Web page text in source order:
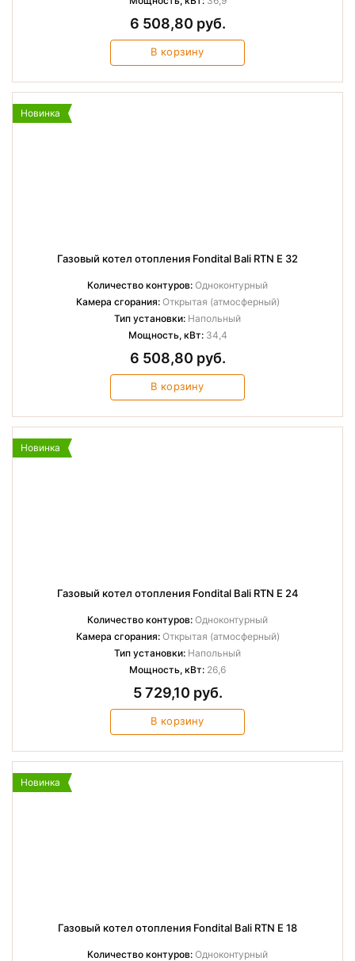
6 508,80 руб.
В корзину
Новинка
Газовый котел отопления Fondital Bali RTN E 32
Количество контуров: Одноконтурный
Камера сгорания:Открытая (атмосферный)
Тип установки: Напольный
Мощность, кВт:34,4
6 508,80 руб.
В корзину
Новинка
Газовый котел отопления Fondital Bali RTN E 24
Количество контуров: Одноконтурный
Камера сгорания:Открытая (атмосферный)
Тип установки: Напольный
Мощность, кВт: 26,6
5 729,10 руб.
В корзину
Новинка
Газовый котел отопления Fondital Bali RTN E 18
Количество контуров: Одноконтурный